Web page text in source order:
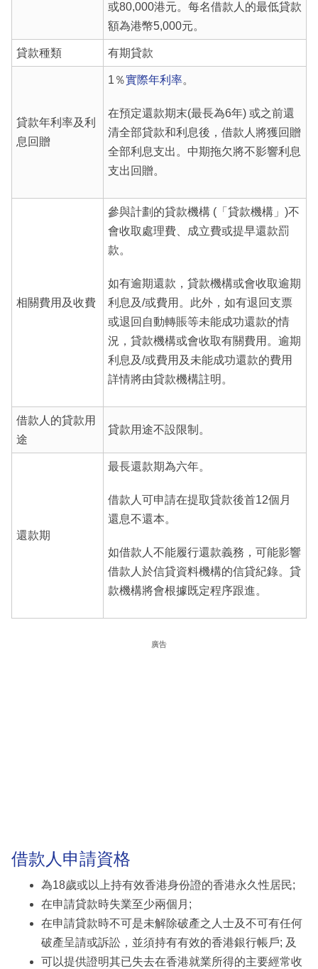
或80,000港元。每名借款人的最低貸款
額為港幣5,000元。
貸款種類 有期貸款
貸款年利率及利
息回贈
1％實際年利率。
在預定還款期末(最長為6年) 或之前還
清全部貸款和利息後，借款人將獲回贈
全部利息支出。中期拖欠將不影響利息
支出回贈。
相關費用及收費
參與計劃的貸款機構 (「貸款機構」)不
會收取處理費、成立費或提早還款罰
款。
如有逾期還款，貸款機構或會收取逾期
利息及/或費用。此外，如有退回支票
或退回自動轉賬等未能成功還款的情
況，貸款機構或會收取有關費用。逾期
利息及/或費用及未能成功還款的費用
詳情將由貸款機構註明。
借款人的貸款用
途
貸款用途不設限制。
還款期
最長還款期為六年。
借款人可申請在提取貸款後首12個月
還息不還本。
如借款人不能履行還款義務，可能影響
借款人於信貸資料機構的信貸紀錄。貸
款機構將會根據既定程序跟進。
廣告
借款人申請資格
為18歲或以上持有效香港身份證的香港永久性居民;
在申請貸款時失業至少兩個月;
在申請貸款時不可是未解除破產之人士及不可有任何
破產呈請或訴訟，並須持有有效的香港銀行帳戶; 及
可以提供證明其已失去在香港就業所得的主要經常收